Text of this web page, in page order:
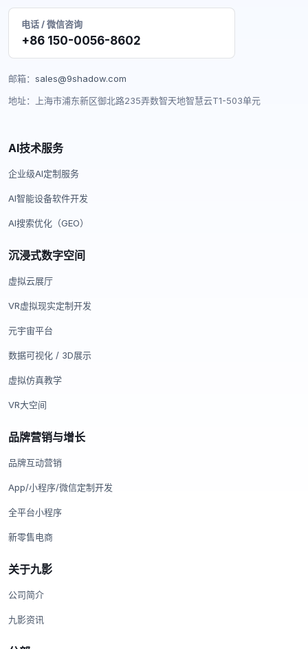
电话 / 微信咨询
+86 150-0056-8602
邮箱： sales@9shadow.com
地址：上海市浦东新区御北路235弄数智天地智慧云T1-503单元
AI技术服务
企业级AI定制服务
AI智能设备软件开发
AI搜索优化（GEO）
沉浸式数字空间
虚拟云展厅
VR虚拟现实定制开发
元宇宙平台
数据可视化 / 3D展示
虚拟仿真教学
VR大空间
品牌营销与增长
品牌互动营销
App/小程序/微信定制开发
全平台小程序
新零售电商
关于九影
公司简介
九影资讯